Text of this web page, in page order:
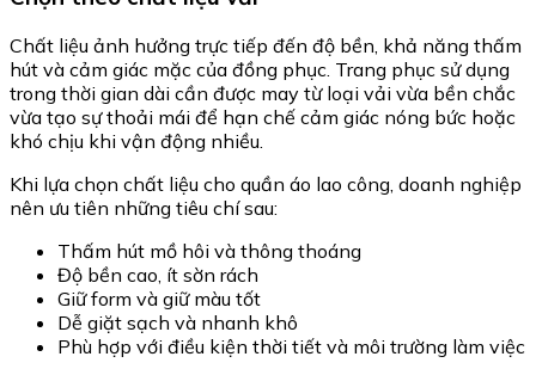
Chất liệu ảnh hưởng trực tiếp đến độ bền, khả năng thấm
hút và cảm giác mặc của đồng phục. Trang phục sử dụng
trong thời gian dài cần được may từ loại vải vừa bền chắc
vừa tạo sự thoải mái để hạn chế cảm giác nóng bức hoặc
khó chịu khi vận động nhiều.
Khi lựa chọn chất liệu cho quần áo lao công, doanh nghiệp
nên ưu tiên những tiêu chí sau:
Thấm hút mồ hôi và thông thoáng
Độ bền cao, ít sờn rách
Giữ form và giữ màu tốt
Dễ giặt sạch và nhanh khô
Phù hợp với điều kiện thời tiết và môi trường làm việc